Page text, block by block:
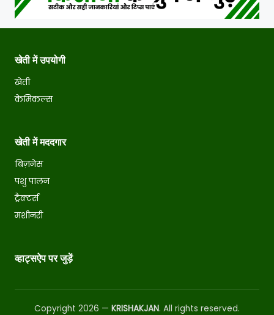
खेती में उपयोगी
खेती
केमिकल्स
खेती में मददगार
बिज़नेस
पशु पालन
ट्रैक्टर्स
मशीनरी
व्हाट्सऐप पर जुड़ें
Copyright 2026 — KRISHAKJAN. All rights reserved.